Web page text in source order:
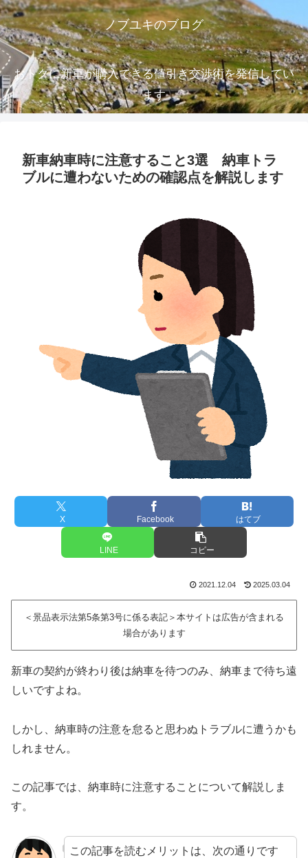
ノブユキのブログ
おトクに新車が購入できる値引き交渉術を発信してい
ます
新車納車時に注意すること3選 納車トラ
ブルに遭わないための確認点を解説します
X Facebook はてブ
LINE コピー
2021.12.04 2025.03.04
＜景品表示法第5条第3号に係る表記＞本サイトは広告が含まれる
場合があります
新車の契約が終わり後は納車を待つのみ、納車まで待ち遠
しいですよね。
しかし、納車時の注意を怠ると思わぬトラブルに遭うかも
しれません。
この記事では、納車時に注意することについて解説しま
す。
この記事を読むメリットは、次の通りです